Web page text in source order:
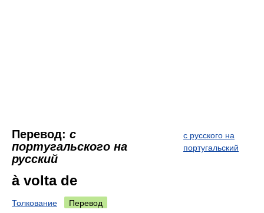
Перевод: с
португальского на
русский
с русского на
португальский
à volta de
Толкование Перевод